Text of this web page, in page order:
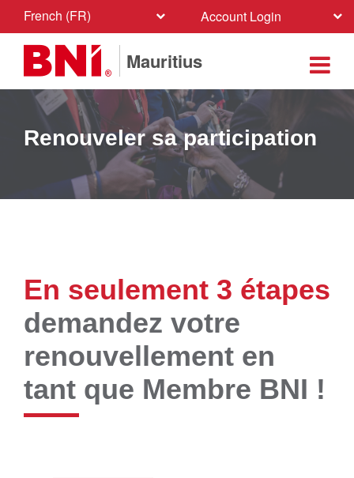
French (FR) Account Login
Mauritius
Renouveler sa participation
En seulement 3 étapes
demandez votre
renouvellement en
tant que Membre BNI !